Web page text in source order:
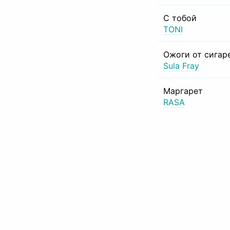
С тобой
TONI
Ожоги от
Sula Fray
Маргарет
RASA